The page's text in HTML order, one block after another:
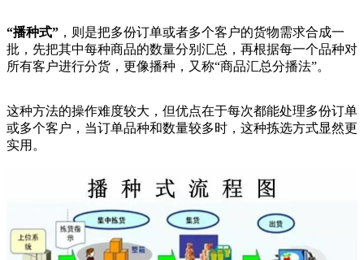
“播种式” ，则是把多份订单或者多个客户的货物需求合成一
批，先把其中每种商品的数量分别汇总，再根据每一个品种对
所有客户进行分货，更像播种，又称“商品汇总分播法”。
这种方法的操作难度较大，但优点在于每次都能处理多份订单
或多个客户，当订单品种和数量较多时，这种拣选方式显然更
实用。